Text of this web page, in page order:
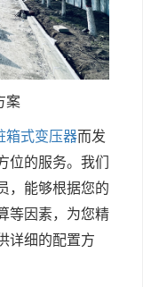
案
箱式变压器而发
位的服务。我们
，能够根据您的
等因素，为您精
详细的配置方